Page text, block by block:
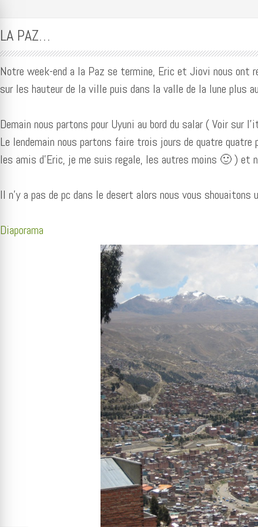
LA PAZ…
Notre week-end a la Paz se termine, Eric et Jiovi nous ont
sur les hauteur de la ville puis dans la valle de la lune plus
Demain nous partons pour Uyuni au bord du salar ( Voir sur
Le lendemain nous partons faire trois jours de quatre
les amis d’Eric, je me suis regale, les autres moins 🙂 ) et
Il n’y a pas de pc dans le desert alors nous vous shouaitons
Diaporama